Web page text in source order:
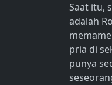
Saat itu,
adalah
pria di
punya